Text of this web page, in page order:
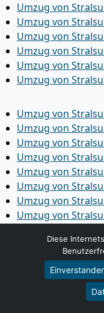
Umzug von
Umzug von
Umzug von
Umzug von
Umzug von
Umzug von
Umzug von
Umzug von
Umzug von
Umzug von
Umzug von
Umzug von
Umzug von
Umzug von
Umzug von
Umzug von
Umzug von
Umzug von
Umzug von
Diese